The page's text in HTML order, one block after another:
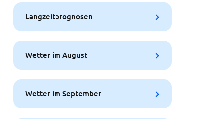
Langzeitprognosen
Wetter im August
Wetter im September